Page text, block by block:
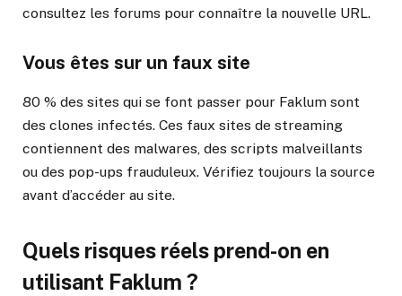
consultez les forums pour connaître la nouvelle URL.
Vous êtes sur un faux site
80 % des sites qui se font passer pour Faklum sont
des clones infectés. Ces faux sites de streaming
contiennent des malwares, des scripts malveillants
ou des pop-ups frauduleux. Vérifiez toujours la source
avant d’accéder au site.
Quels risques réels prend-on en
utilisant Faklum ?